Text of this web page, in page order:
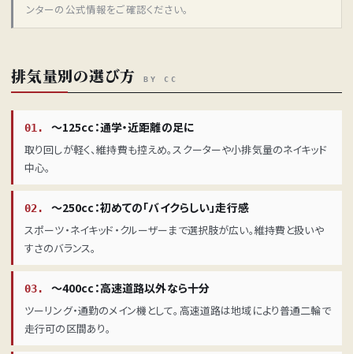
ンターの公式情報をご確認ください。
排気量別の選び方 BY CC
01. 〜125cc：通学・近距離の足に
取り回しが軽く、維持費も控えめ。スクーターや小排気量のネイキッド
中心。
02. 〜250cc：初めての「バイクらしい」走行感
スポーツ・ネイキッド・クルーザーまで選択肢が広い。維持費と扱いや
すさのバランス。
03. 〜400cc：高速道路以外なら十分
ツーリング・通勤のメイン機として。高速道路は地域により普通二輪で
走行可の区間あり。